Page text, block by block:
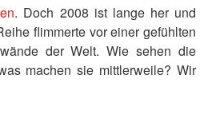
. Doch 2008 ist lange her und
flimmerte vor einer gefühlten
der Welt. Wie sehen die
machen sie mittlerweile? Wir